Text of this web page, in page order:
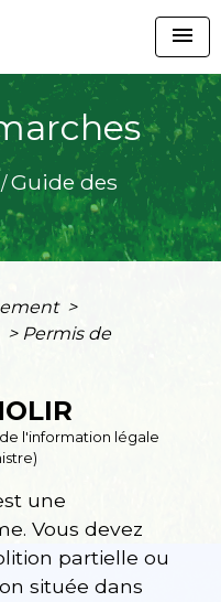
menu
/Guide des
>
> Permis de
de l'information légale
une
Vous devez
partielle ou
située dans